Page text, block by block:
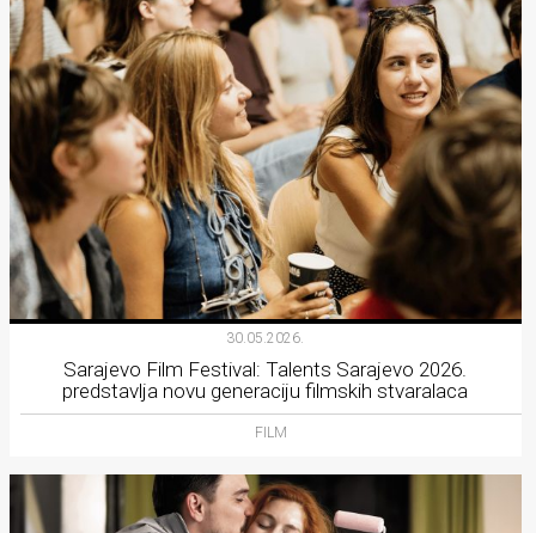
30.05.2026.
Sarajevo Film Festival: Talents Sarajevo 2026.
predstavlja novu generaciju filmskih stvaralaca
FILM